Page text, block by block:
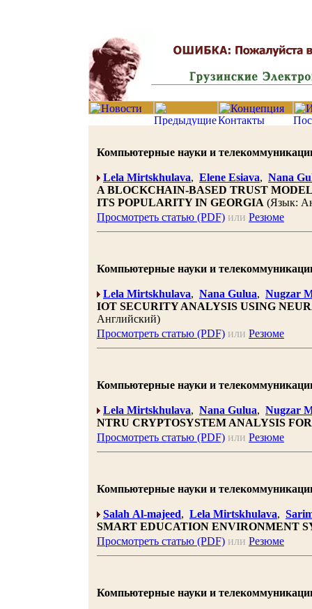
Компьютерные науки и
Lela Mirtskhulava, Elene Esiava, Nana
A BLOCKCHAIN-BASED TRUST
ITS POPULARITY IN GEORGIA (Язык:
Просмотреть статью (PDF) или Резюме
Компьютерные науки и
Lela Mirtskhulava, Nana Gulua, Nugzar
IOT SECURITY ANALYSIS USING
Английский)
Просмотреть статью (PDF) или Резюме
Компьютерные науки и
Lela Mirtskhulava, Nana Gulua, Nugzar
NTRU CRYPTOSYSTEM ANALYSIS
Просмотреть статью (PDF) или Резюме
Компьютерные науки и
Salah Al-majeed, Lela Mirtskhulava,
SMART EDUCATION ENVIRONMENT
Просмотреть статью (PDF) или Резюме
Компьютерные науки и